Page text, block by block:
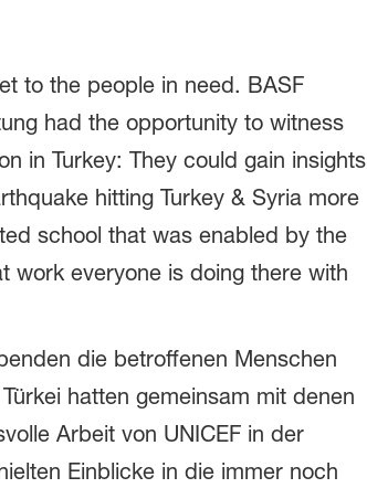
to the people in need. BASF
had the opportunity to witness
in Turkey: They could gain insights
hitting Turkey & Syria more
school that was enabled by the
work everyone is doing there with
die betroffenen Menschen
hatten gemeinsam mit denen
Arbeit von UNICEF in der
Einblicke in die immer noch